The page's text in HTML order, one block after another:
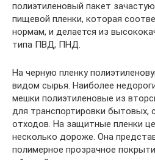
полиэтиленовый пакет
пищевой пленки, которая
нормам, и делается из
типа ПВД, ПНД.
На черную пленку
видом сырья. Наиболее
мешки полиэтиленовые из
для транспортировки бытовых,
отходов. На защитные пленки
несколько дороже. Она
полимерное прозрачное